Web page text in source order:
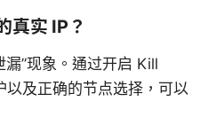
真实 IP？
漏”现象。通过开启 Kill
及正确的节点选择，可以